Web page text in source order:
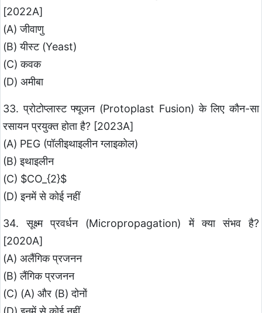
[2022A]
(A) जीवाणु
(B) यीस्ट (Yeast)
(C) कवक
(D) अमीबा
33. प्रोटोप्लास्ट फ्यूजन (Protoplast Fusion) के लिए कौन-सा
रसायन प्रयुक्त होता है? [2023A]
(A) PEG (पॉलीइथाइलीन ग्लाइकोल)
(B) इथाइलीन
(C) $CO_{2}$
(D) इनमें से कोई नहीं
34. सूक्ष्म प्रवर्धन (Micropropagation) में क्या संभव है?
[2020A]
(A) अलैंगिक प्रजनन
(B) लैंगिक प्रजनन
(C) (A) और (B) दोनों